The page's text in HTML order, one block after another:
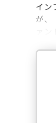
イン
が、